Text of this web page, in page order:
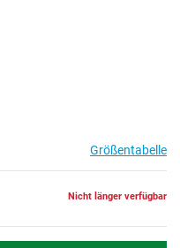
Größentabelle
Nicht länger verfügbar